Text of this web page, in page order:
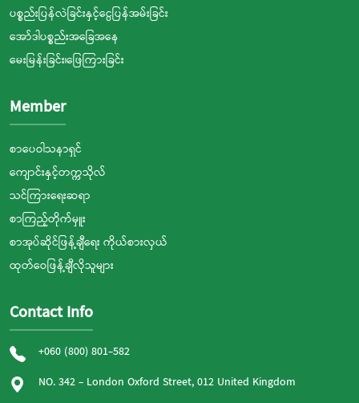
ပစ္စည်းပြန်လဲခြင်းနှင့်ငွေပြန်အမ်းခြင်း
အော်ဒါပစ္စည်းအခြေအနေ
မေးမြန်းခြင်း၊ဖြေကြားခြင်း
Member
စာပေဝါသနာရှင်
ကျောင်းနှင့်တက္ကသိုလ်
သင်ကြားရေးဆရာ
စာကြည့်တိုက်မှူး
စာအုပ်ဆိုင်ဖြန့်ချီရေး ကိုယ်စားလှယ်
ထုတ်ဝေဖြန့်ချီလိုသူများ
Contact Info
+060 (800) 801-582
NO. 342 - London Oxford Street, 012 United Kingdom